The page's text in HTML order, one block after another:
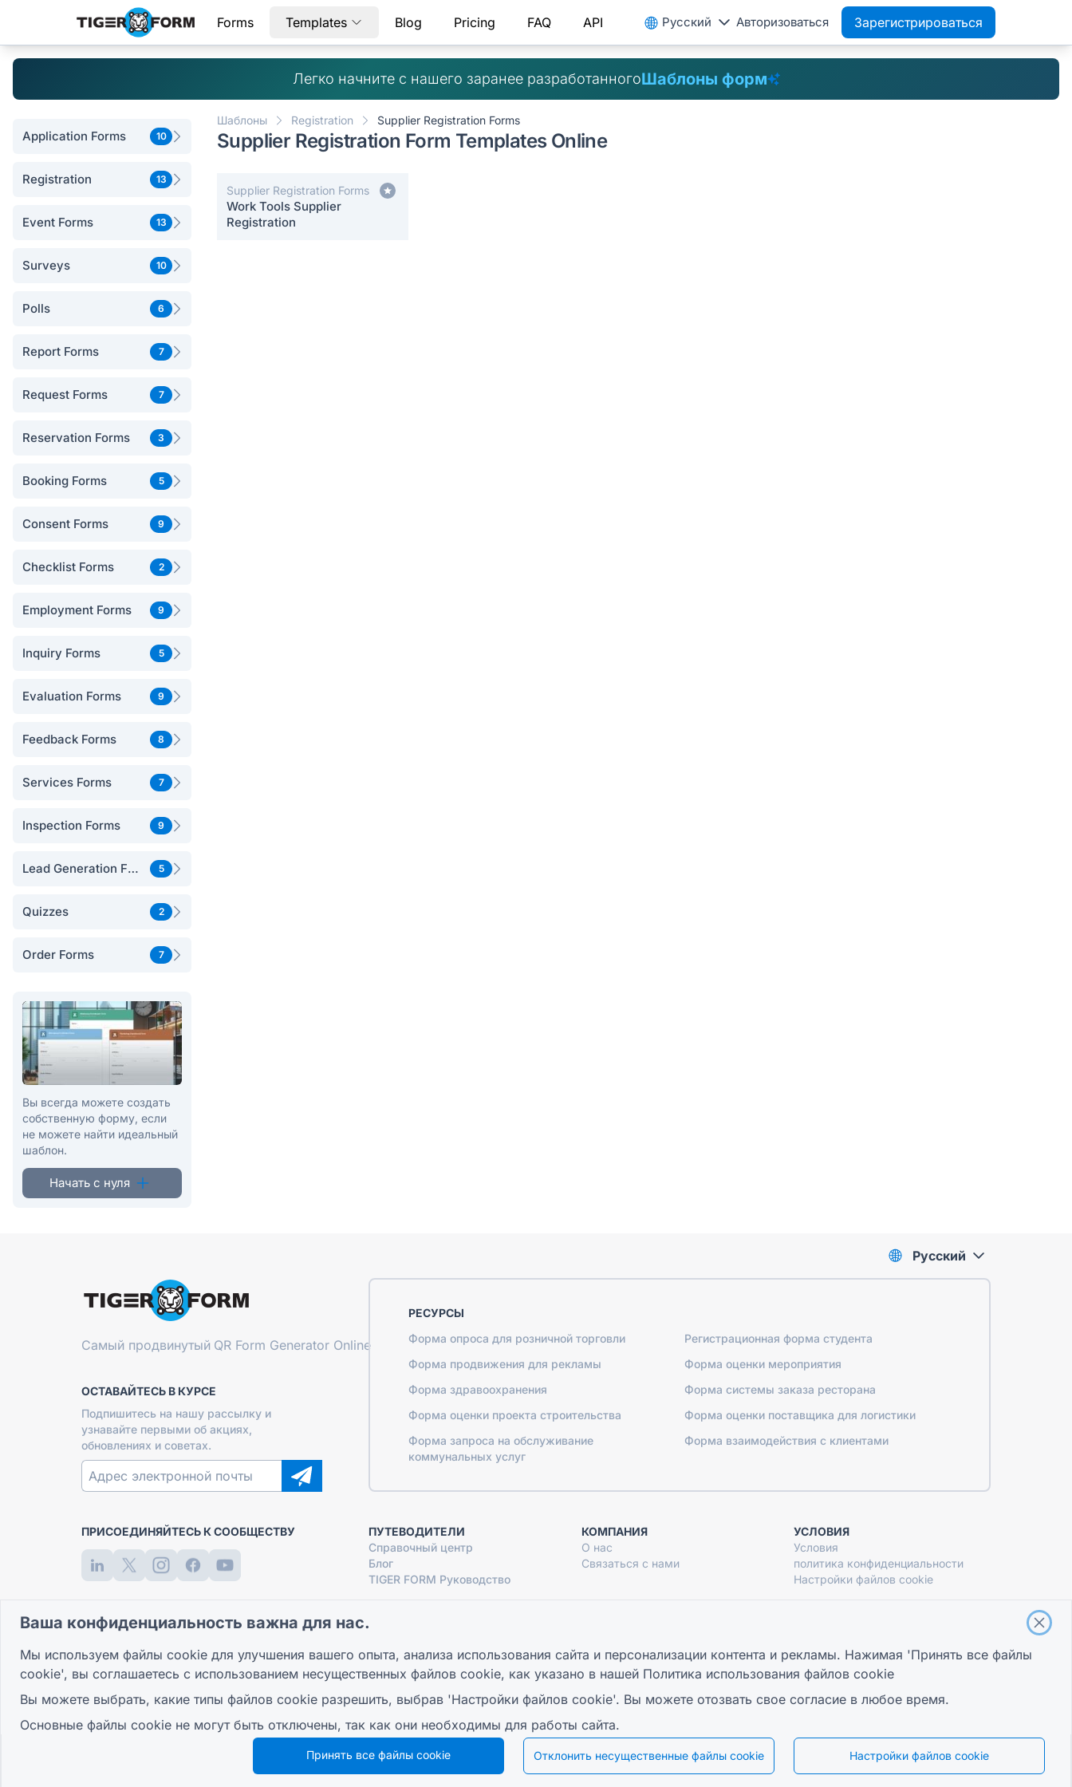
Forms Templates Blog Pricing FAQ API Pусский Авторизоваться Зарегистрироваться
Легко начните с нашего заранее разработанногоШаблоны форм
Application Forms 10
Registration 13
Event Forms 13
Surveys 10
Polls 6
Report Forms 7
Request Forms 7
Reservation Forms 3
Booking Forms 5
Consent Forms 9
Checklist Forms 2
Employment Forms 9
Inquiry Forms 5
Evaluation Forms 9
Feedback Forms 8
Services Forms 7
Inspection Forms 9
Lead Generation Forms 5
Quizzes 2
Order Forms 7
Вы всегда можете создать
собственную форму, если
не можете найти идеальный
шаблон.
Начать с нуля
Шаблоны Registration Supplier Registration Forms
Supplier Registration Form Templates Online
Supplier Registration Forms
Work Tools Supplier
Registration
Самый продвинутый QR Form Generator Online
ОСТАВАЙТЕСЬ В КУРСЕ
Подпишитесь на нашу рассылку и
узнавайте первыми об акциях,
обновлениях и советах.
РЕСУРСЫ
Форма опроса для розничной торговли
Регистрационная форма студента
Форма продвижения для рекламы
Форма оценки мероприятия
Форма здравоохранения
Форма системы заказа ресторана
Форма оценки проекта строительства
Форма оценки поставщика для логистики
Форма запроса на обслуживание
коммунальных услуг
Форма взаимодействия с клиентами
ПРИСОЕДИНЯЙТЕСЬ К СООБЩЕСТВУ
ПУТЕВОДИТЕЛИ
Справочный центр
Блог
TIGER FORM Руководство
КОМПАНИЯ
О нас
Связаться с нами
УСЛОВИЯ
Условия
политика конфиденциальности
Настройки файлов cookie
Pусский
© 2026 QR Form Generator. All rights reserved.
Ваша конфиденциальность важна для нас.
Мы используем файлы cookie для улучшения вашего опыта, анализа использования сайта и персонализации контента и рекламы. Нажимая 'Принять все файлы
cookie', вы соглашаетесь с использованием несущественных файлов cookie, как указано в нашей Политика использования файлов cookie
Вы можете выбрать, какие типы файлов cookie разрешить, выбрав 'Настройки файлов cookie'. Вы можете отозвать свое согласие в любое время.
Основные файлы cookie не могут быть отключены, так как они необходимы для работы сайта.
Принять все файлы cookie Отклонить несущественные файлы cookie Настройки файлов cookie